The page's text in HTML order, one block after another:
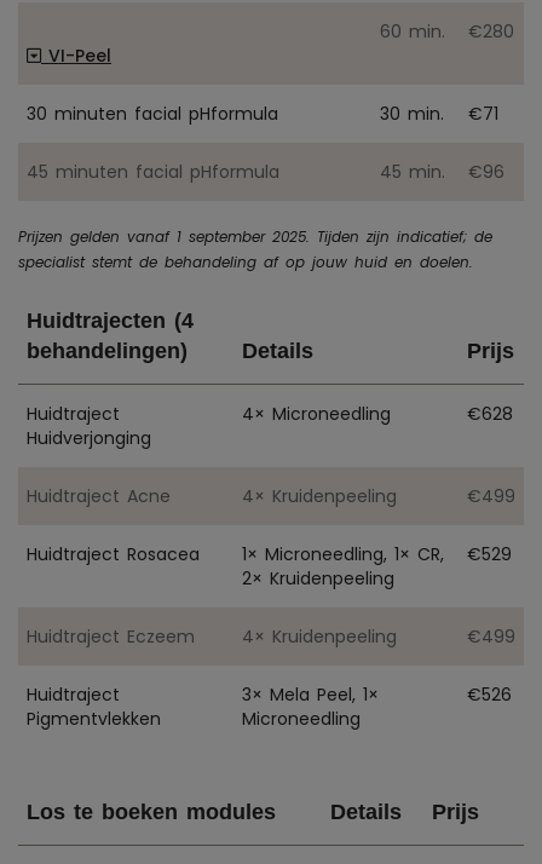
VI-Peel
60 min. €280
30 minuten facial pHformula 30 min. €71
45 minuten facial pHformula 45 min. €96
Prijzen gelden vanaf 1 september 2025. Tijden zijn indicatief; de
specialist stemt de behandeling af op jouw huid en doelen.
Huidtrajecten (4
behandelingen)
Details Prijs
Huidtraject
Huidverjonging
4× Microneedling €628
Huidtraject Acne 4× Kruidenpeeling €499
Huidtraject Rosacea
1× Microneedling, 1× CR,
2× Kruidenpeeling
€529
Huidtraject Eczeem 4× Kruidenpeeling €499
Huidtraject
Pigmentvlekken
3× Mela Peel, 1×
Microneedling
€526
Los te boeken modules Details Prijs